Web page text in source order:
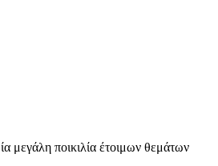
μεγάλη ποικιλία έτοιμων θεμάτων